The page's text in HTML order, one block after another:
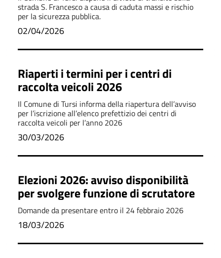
strada S. Francesco a causa di caduta massi e rischio
per la sicurezza pubblica.
02/04/2026
Riaperti i termini per i centri di
raccolta veicoli 2026
Il Comune di Tursi informa della riapertura dell’avviso
per l’iscrizione all’elenco prefettizio dei centri di
raccolta veicoli per l’anno 2026
30/03/2026
Elezioni 2026: avviso disponibilità
per svolgere funzione di scrutatore
Domande da presentare entro il 24 febbraio 2026
18/03/2026